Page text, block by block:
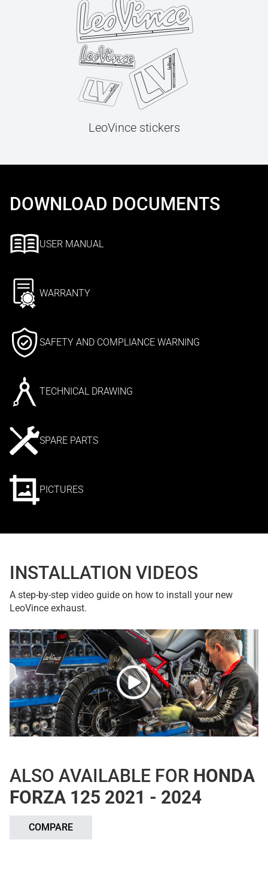
LeoVince stickers
DOWNLOAD DOCUMENTS
USER MANUAL
WARRANTY
SAFETY AND COMPLIANCE WARNING
TECHNICAL DRAWING
SPARE PARTS
PICTURES
INSTALLATION VIDEOS
A step-by-step video guide on how to install your new
LeoVince exhaust.
ALSO AVAILABLE FOR HONDA
FORZA 125 2021 - 2024
COMPARE